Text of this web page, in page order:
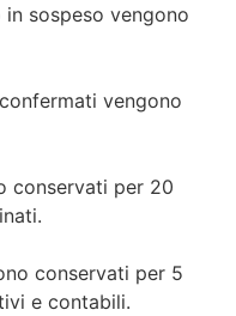
sospeso vengono
vengono
conservati per 20
conservati per 5
e contabili.